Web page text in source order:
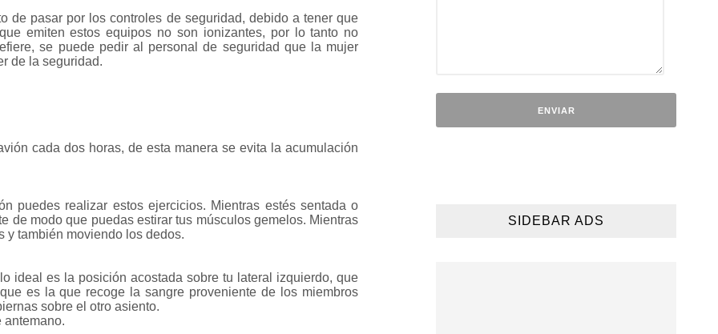
de pasar por los controles de seguridad, debido a tener que
emiten estos equipos no son ionizantes, por lo tanto no
se puede pedir al personal de seguridad que la mujer
de la seguridad.
cada dos horas, de esta manera se evita la acumulación
puedes realizar estos ejercicios. Mientras estés sentada o
de modo que puedas estirar tus músculos gemelos. Mientras
y también moviendo los dedos.
ideal es la posición acostada sobre tu lateral izquierdo, que
es la que recoge la sangre proveniente de los miembros
sobre el otro asiento.
antemano.
SIDEBAR ADS